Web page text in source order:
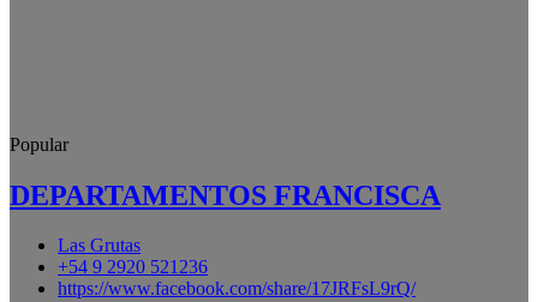
Popular
DEPARTAMENTOS FRANCISCA
Las Grutas
+54 9 2920 521236
https://www.facebook.com/share/17JRFsL9rQ/